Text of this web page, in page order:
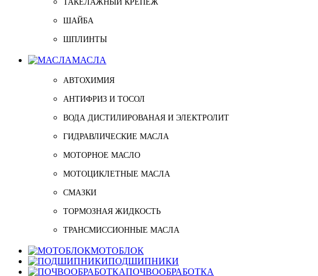
ТАКЕЛАЖНЫЙ КРЕПЁЖ
ШАЙБА
ШПЛИНТЫ
МАСЛА
АВТОХИМИЯ
АНТИФРИЗ И ТОСОЛ
ВОДА ДИСТИЛИРОВАНАЯ И ЭЛЕКТРОЛИТ
ГИДРАВЛИЧЕСКИЕ МАСЛА
МОТОРНОЕ МАСЛО
МОТОЦИКЛЕТНЫЕ МАСЛА
СМАЗКИ
ТОРМОЗНАЯ ЖИДКОСТЬ
ТРАНСМИССИОННЫЕ МАСЛА
МОТОБЛОК
ПОДШИПНИКИ
ПОЧВООБРАБОТКА